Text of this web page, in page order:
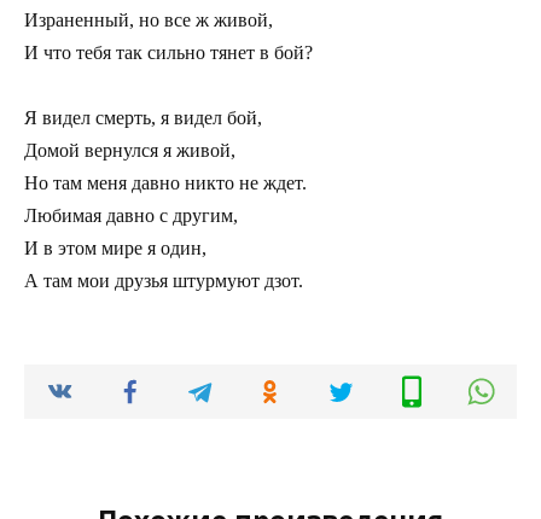
Израненный, но все ж живой,
И что тебя так сильно тянет в бой?
Я видел смерть, я видел бой,
Домой вернулся я живой,
Но там меня давно никто не ждет.
Любимая давно с другим,
И в этом мире я один,
А там мои друзья штурмуют дзот.